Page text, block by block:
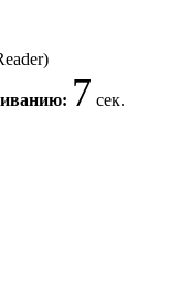
7 сек.